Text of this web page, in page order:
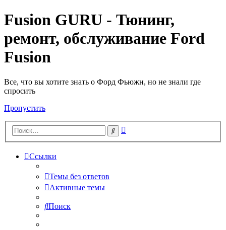
Fusion GURU - Тюнинг,
ремонт, обслуживание Ford
Fusion
Все, что вы хотите знать о Форд Фьюжн, но не знали где
спросить
Пропустить
Поиск
Ссылки
Темы без ответов
Активные темы
Поиск